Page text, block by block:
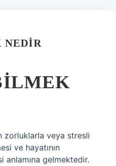
NEDIR
zorluklarla veya stresli
ve hayatının
anlamına gelmektedir.